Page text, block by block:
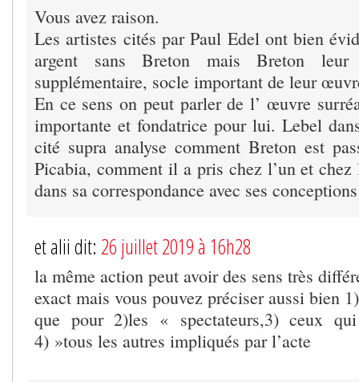
Vous avez raison.
Les artistes cités par Paul Edel ont bien
argent sans Breton mais Breton leur
supplémentaire, socle important de leur
En ce sens on peut parler de l’ œuvre
importante et fondatrice pour lui. Lebel
cité supra analyse comment Breton est
Picabia, comment il a pris chez l’un et
dans sa correspondance avec ses
et alii dit: 26 juillet 2019 à 16h28
la même action peut avoir des sens très
exact mais vous pouvez préciser aussi bien
que pour 2)les « spectateurs,3) ceux
4) »tous les autres impliqués par l’acte